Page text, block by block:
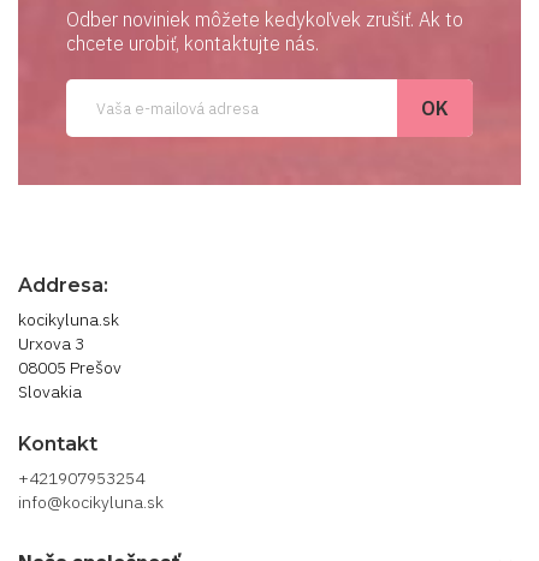
Odber noviniek môžete kedykoľvek zrušiť. Ak to
chcete urobiť, kontaktujte nás.
Addresa:
kocikyluna.sk
Urxova 3
08005 Prešov
Slovakia
Kontakt
+421907953254
info@kocikyluna.sk